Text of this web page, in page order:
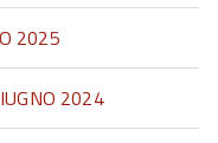
2025
2024